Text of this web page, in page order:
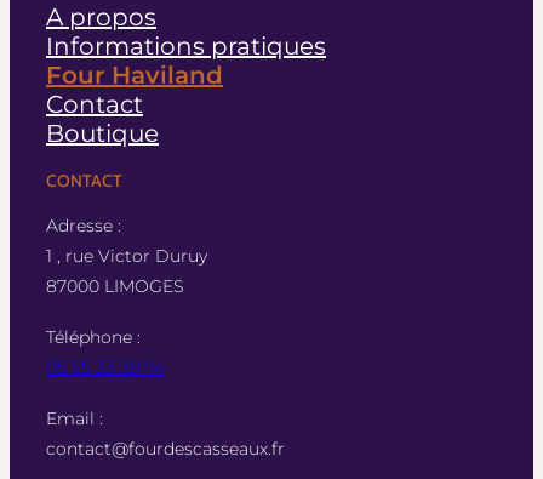
A propos
Informations pratiques
Four Haviland
Contact
Boutique
CONTACT
Adresse :
1 , rue Victor Duruy
87000 LIMOGES
Téléphone :
05 55 33 28 74
Email :
contact@fourdescasseaux.fr